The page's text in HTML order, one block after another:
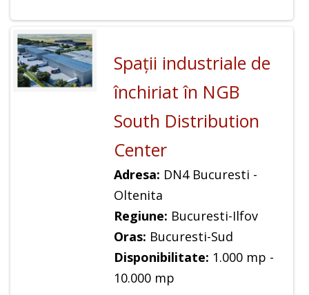
Spaţii industriale de
închiriat în NGB
South Distribution
Center
Adresa: DN4 Bucuresti -
Oltenita
Regiune: Bucuresti-Ilfov
Oras: Bucuresti-Sud
Disponibilitate: 1.000 mp -
10.000 mp